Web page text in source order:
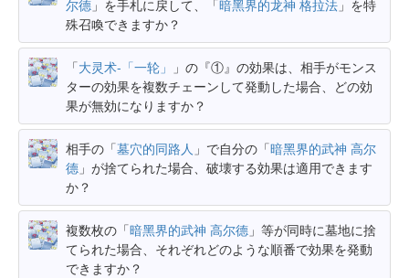
尔德 」を手札に戻して、「暗黑界的龙神 格拉法 」を特
殊召喚できますか？
「大灵术-「一轮」
」の『①』の効果は、相手がモンス
ターの効果を複数チェーンして発動した場合、どの効
果が無効になりますか？
相手の「墓穴的同路人 」で自分の「暗黑界的武神 高尔
德 」が捨てられた場合、破壊する効果は適用できます
か？
複数枚の「暗黑界的武神 高尔德 」等が同時に墓地に捨
てられた場合、それぞれどのような順番で効果を発動
できますか？